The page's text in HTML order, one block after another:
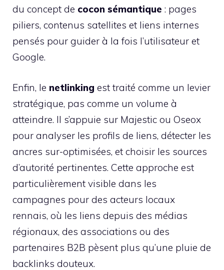
du concept de cocon sémantique : pages
piliers, contenus satellites et liens internes
pensés pour guider à la fois l’utilisateur et
Google.
Enfin, le netlinking est traité comme un levier
stratégique, pas comme un volume à
atteindre. Il s’appuie sur Majestic ou Oseox
pour analyser les profils de liens, détecter les
ancres sur-optimisées, et choisir les sources
d’autorité pertinentes. Cette approche est
particulièrement visible dans les
campagnes pour des acteurs locaux
rennais, où les liens depuis des médias
régionaux, des associations ou des
partenaires B2B pèsent plus qu’une pluie de
backlinks douteux.